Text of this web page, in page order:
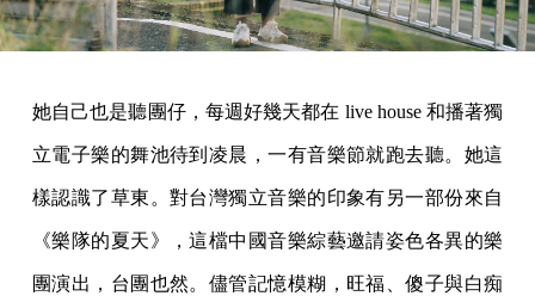
她自己也是聽團仔，每週好幾天都在 live house 和播著獨
立電子樂的舞池待到凌晨，一有音樂節就跑去聽。她這
樣認識了草東。對台灣獨立音樂的印象有另一部份來自
《樂隊的夏天》，這檔中國音樂綜藝邀請姿色各異的樂
團演出，台團也然。儘管記憶模糊，旺福、傻子與白痴